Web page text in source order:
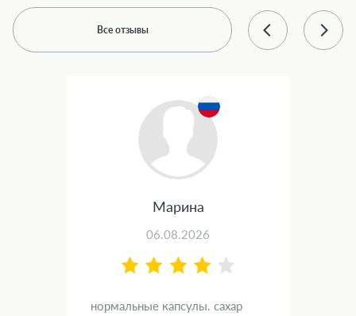
Все отзывы
Марина
06.08.2026
нормальные капсулы. сахар